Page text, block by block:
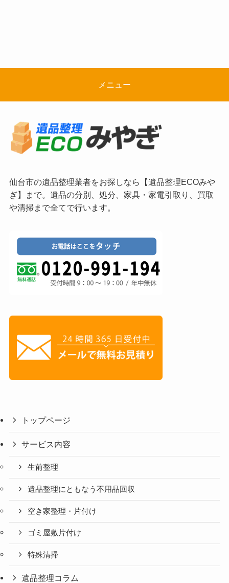
メニュー
仙台市の遺品整理業者をお探しなら【遺品整理ECOみや
ぎ】まで。遺品の分別、処分、家具・家電引取り、買取
や清掃まで全てで行います。
トップページ
サービス内容
生前整理
遺品整理にともなう不用品回収
空き家整理・片付け
ゴミ屋敷片付け
特殊清掃
遺品整理コラム